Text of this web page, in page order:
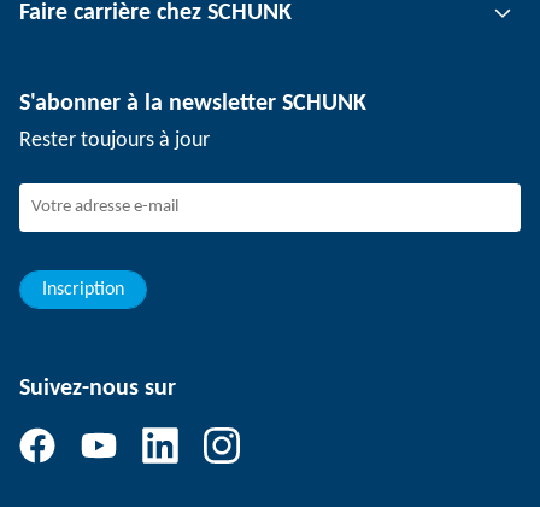
Technologie de serrage de pièce
Sites
Événements
Dispositif de signalement SCHUNK
Faire carrière chez SCHUNK
Travailler chez SCHUNK
Jeunes professionnels
Elèves
S'abonner à la newsletter SCHUNK
Rester toujours à jour
Inscription
Suivez-nous sur